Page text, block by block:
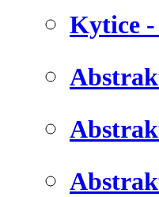
Kytice